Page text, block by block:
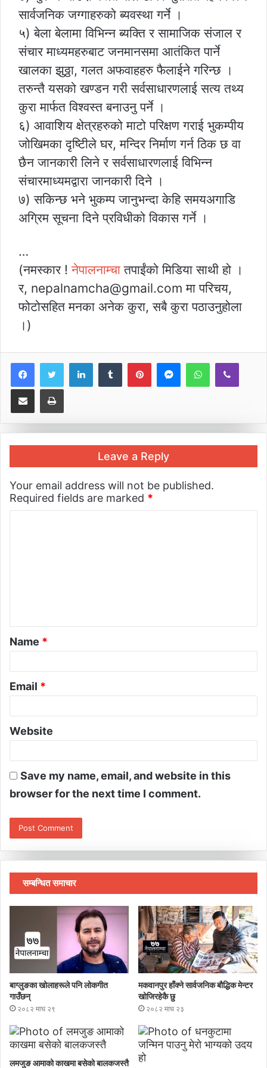
सार्वजनिक जग्गाहरुको ब्यवस्था गर्ने ।
५) बेला बेलामा विभिन्न ब्यक्ति र सामाजिक संजाल र
संचार माध्यमहरुबाट जनमानसमा आतंकित पार्ने
खालका झुठ्ठा, गलत अफवाहहरु फैलाईने गरिन्छ ।
तरुन्तै यसको खण्डन गरी सर्वसाधारणलाई सत्य तथ्य
कुरा मार्फत विश्वस्त बनाउनु पर्ने ।
६) आवाशिय क्षेत्रहरुको माटो परिक्षण गराई भुकम्पीय
जोखिमका दृष्टिीले घर, मन्दिर निर्माण गर्न ठिक छ वा
छैन जानकारी लिने र सर्वसाधारणलाई विभिन्न
संचारमाध्यमद्वारा जानकारी दिने ।
७) सकिन्छ भने भुकम्प जानुभन्दा केहि समयअगाडि
अग्रिम सूचना दिने प्रविधीको विकास गर्ने ।
…
(नमस्कार !नेपालनाम्चातपाईंको मिडिया साथी हो ।
र, nepalnamcha@gmail.com मा परिचय,
फोटोसहित मनका अनेक कुरा, सबै कुरा पठाउनुहोला
।)
LinkedInTumblrPinterestMessenger
WhatsApp
Viber
Share via EmailPrint
Leave a Reply
Your email address will not be published.
Required fields are marked *
Name *
Email *
Website
Save my name, email, and website in this
browser for the next time I comment.
सम्बन्धित समाचार
बाग्लुङका खोलाहरूले पनि लोकगीत
गाउँछन्
२०८२ माघ २९
मकवानपुर हाँक्ने सार्वजनिक बौद्धिक मेन्टर
खोजिरहेकै छु
२०८२ माघ २३
लमजुङ आमाको काखमा बसेको बालकजस्तै